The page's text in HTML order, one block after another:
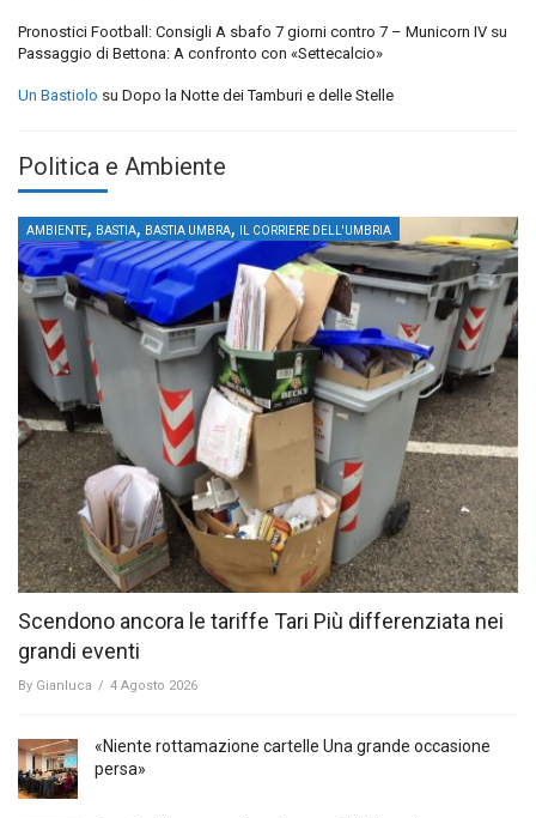
Pronostici Football: Consigli A sbafo 7 giorni contro 7 – Municorn IV su
Passaggio di Bettona: A confronto con «Settecalcio»
Un Bastiolo su Dopo la Notte dei Tamburi e delle Stelle
Politica e Ambiente
AMBIENTE, BASTIA, BASTIA UMBRA, IL CORRIERE DELL'UMBRIA
Scendono ancora le tariffe Tari Più differenziata nei
grandi eventi
By Gianluca / 4 Agosto 2026
«Niente rottamazione cartelle Una grande occasione
persa»